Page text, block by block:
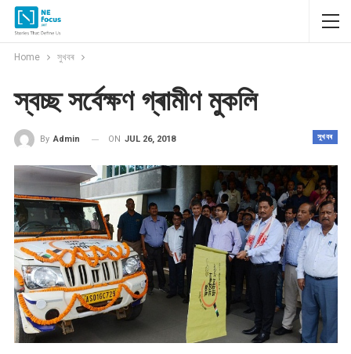
Home সুখবৰ
স্বচ্ছ সৰ্বেক্ষণ গ্ৰামীণ মুকলি
সুখবৰ
By Admin ON JUL 26, 2018